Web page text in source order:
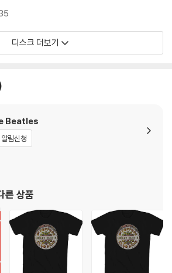
하면 대부분 해결됩니다.
우에도 재생이 원활하지 않을 수 있습니다.
있습니다.
화 하고 반복 재생시에도 최대한 일관되게 유
경이 작게 제작되는 경우가 있습니다. 턴테이
에는 전용 제품 등을 이용하여 센터 홀을 조정
량이 아닙니다. 단, 재생에 이상이 있는 경우에는
이 가능합니다
량이 아니므로 개봉 후 반품/교환이 불가합니
디스크 더보기
Beatles
림신청
른 상품